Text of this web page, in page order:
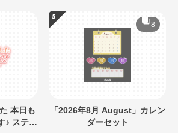
本日も
♪ ステキ
8
「2026年8月 August」カレン
ダーセット